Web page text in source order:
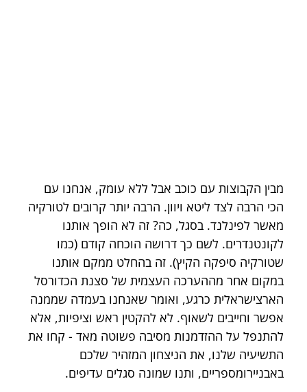
מבין הקבוצות עם כוכב אבל ללא עומק, אנחנו עם
הכי הרבה לצד ליטא ויוון. הרבה יותר קרובים לטורקיה
מאשר לפינלנד. בסגל, כה? זה לא הופך אותנו
לקונטנדרים. לשם כך דרושה הוכחה קודם (כמו
שטורקיה סיפקה הקיץ). זה בהחלט ממקם אותנו
במקום אחר מההערכה העצמית של סצנת הכדורסל
הארצישראלית כרגע, ואומר שאנחנו בעמדה שממנה
אפשר וחייבים לשאוף. לא להקטין ראש וציפיות, אלא
להתנפל על ההזדמנות מסיבה פשוטה מאד - קחו את
התשיעיה שלנו, את הניצחון המזהיר שלכם
באבניירומספריים, ותנו שמונה סגלים עדיפים.